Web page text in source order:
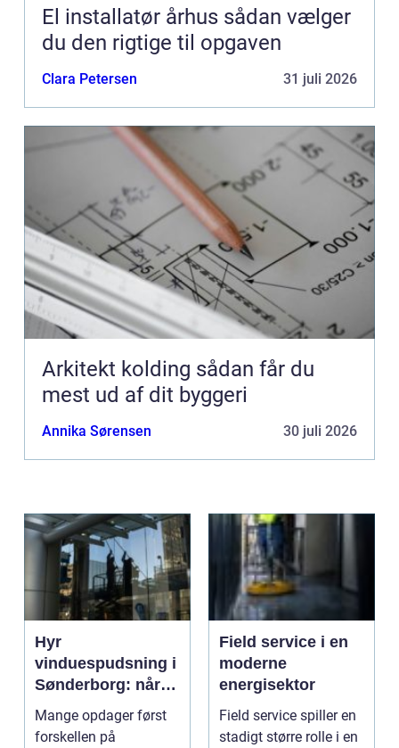
El installatør århus sådan vælger
du den rigtige til opgaven
Clara Petersen 31 juli 2026
Arkitekt kolding sådan får du
mest ud af dit byggeri
Annika Sørensen 30 juli 2026
Hyr
vinduespudsning i
Sønderborg: når
det skal være nemt
Mange opdager først
forskellen på
Field service i en
moderne
energisektor
Field service spiller en
stadigt større rolle i en